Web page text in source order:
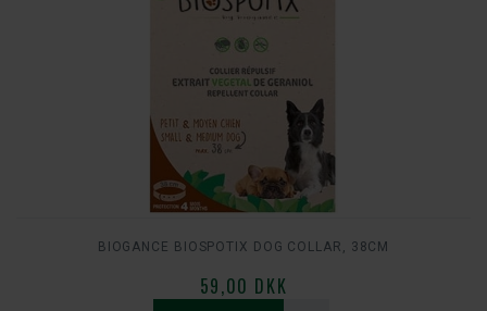
BIOGANCE BIOSPOTIX DOG COLLAR, 38CM
59,00 DKK